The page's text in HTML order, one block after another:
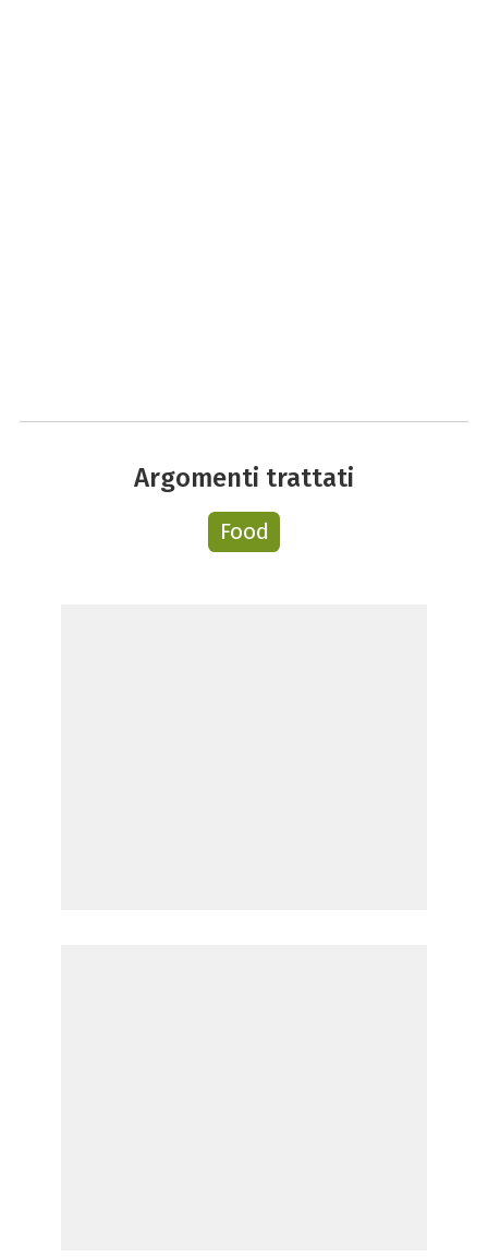
Argomenti trattati
Food